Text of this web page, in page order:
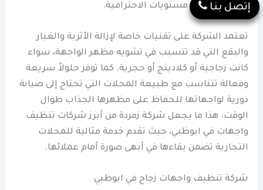
تقديمها بأعلى مستويات الاحترافية.
تعتمد الشركة على تقنيات خاصة لإزالة الأتربة والغبار
والبقع التي قد تتسبب في تشويه مظهر الواجهة، سواء
كانت زجاجية أو كلادينج أو حجرية. كما توفر حلولاً سريعة
وفعالة تتناسب مع طبيعة المحلات التي تحتاج إلى صيانة
دورية لواجهاتها للحفاظ على مظهرها الجذاب طوال
الوقت. هذا ما يجعل شركة زمردة من أبرز شركات تنظيف
واجهات في ابوظبي، حيث تقدم خدمة مثالية للمحلات
التجارية تضمن بقاءها في أبهى صورة أمام عملائها.
شركة تنظيف واجهات زجاج في ابوظبي
إتصل بنا